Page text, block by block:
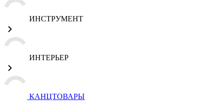
ИНСТРУМЕНТ
ИНТЕРЬЕР
КАНЦТОВАРЫ